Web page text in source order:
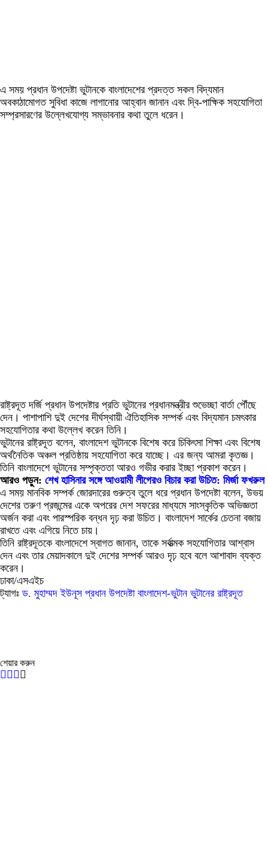
এ সময় প্রধান উপদেষ্টা ভুটানকে বাংলাদেশের প্রদত্ত সকল বিদ্যমান
অবকাঠামোগত সুবিধা কাজে লাগানোর আহ্বান জানান এবং দ্বি-পাক্ষিক সহযোগিতা
সম্প্রসারণের উল্লেখযোগ্য সম্ভাবনার কথা তুলে ধরেন।
রাষ্ট্রদূত দর্জি প্রধান উপদেষ্টার প্রতি ভুটানের প্রধানমন্ত্রীর শুভেচ্ছা বার্তা পৌঁছে
দেন। পাশাপাশি দুই দেশের দীর্ঘস্থায়ী ঐতিহাসিক সম্পর্ক এবং বিদ্যমান চমৎকার
সহযোগিতার কথা উল্লেখ করেন তিনি।
ভুটানের রাষ্ট্রদূত বলেন, বাংলাদেশ ভুটানকে বিশেষ করে চিকিৎসা শিক্ষা এবং বিশেষ
অর্থনৈতিক অঞ্চল প্রতিষ্ঠায় সহযোগিতা করে যাচ্ছে। এর জন্য আমরা কৃতজ্ঞ।
তিনি বাংলাদেশে ভুটানের সম্পৃক্ততা আরও গভীর করার ইচ্ছা প্রকাশ করেন।
আরও পড়ুন: শেখ হাসিনার সঙ্গে আওয়ামী লীগেরও বিচার করা উচিত: মির্জা ফখরুল
এ সময় মানবিক সম্পর্ক জোরদারের গুরুত্ব তুলে ধরে প্রধান উপদেষ্টা বলেন, উভয়
দেশের তরুণ প্রজন্মের একে অপরের দেশ সফরের মাধ্যমে সাংস্কৃতিক অভিজ্ঞতা
অর্জন করা এবং পারস্পরিক বন্ধন দৃঢ় করা উচিত। বাংলাদেশ সার্কের চেতনা বজায়
রাখতে এবং এগিয়ে নিতে চায়।
তিনি রাষ্ট্রদূতকে বাংলাদেশে স্বাগত জানান, তাকে সর্বাত্মক সহযোগিতার আশ্বাস
দেন এবং তার মেয়াদকালে দুই দেশের সম্পর্ক আরও দৃঢ় হবে বলে আশাবাদ ব্যক্ত
করেন।
ঢাকা/এসএইচ
ট্যাগঃ ড. মুহাম্মদ ইউনূস প্রধান উপদেষ্টা বাংলাদেশ-ভুটান ভুটানের রাষ্ট্রদূত
শেয়ার করুন